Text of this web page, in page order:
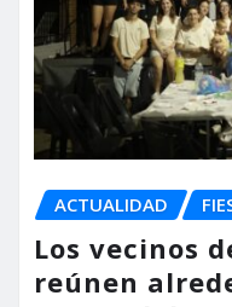
ACTUALIDAD
Los vecinos
reúnen